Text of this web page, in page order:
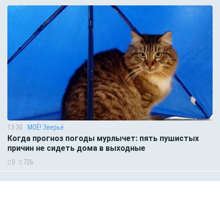
13:30 МОЁ! Зверьё
Когда прогноз погоды мурлычет: пять пушистых
причин не сидеть дома в выходные
0 726